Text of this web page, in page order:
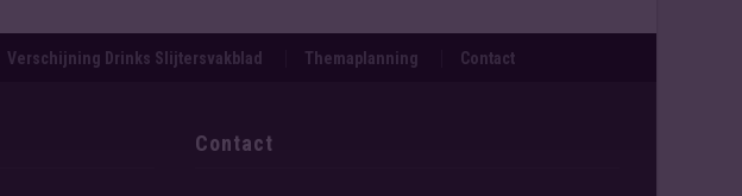
Verschijning Drinks Slijtersvakblad Themaplanning Contact
Contact